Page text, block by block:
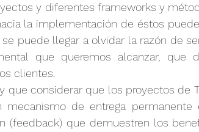
y diferentes frameworks y
la implementación de éstos
puede llegar a olvidar la razón de
que queremos alcanzar, que
clientes.
que considerar que los proyectos de
mecanismo de entrega permanente
(feedback) que demuestren los